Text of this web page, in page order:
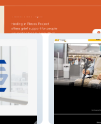
NE-Pro Inc.